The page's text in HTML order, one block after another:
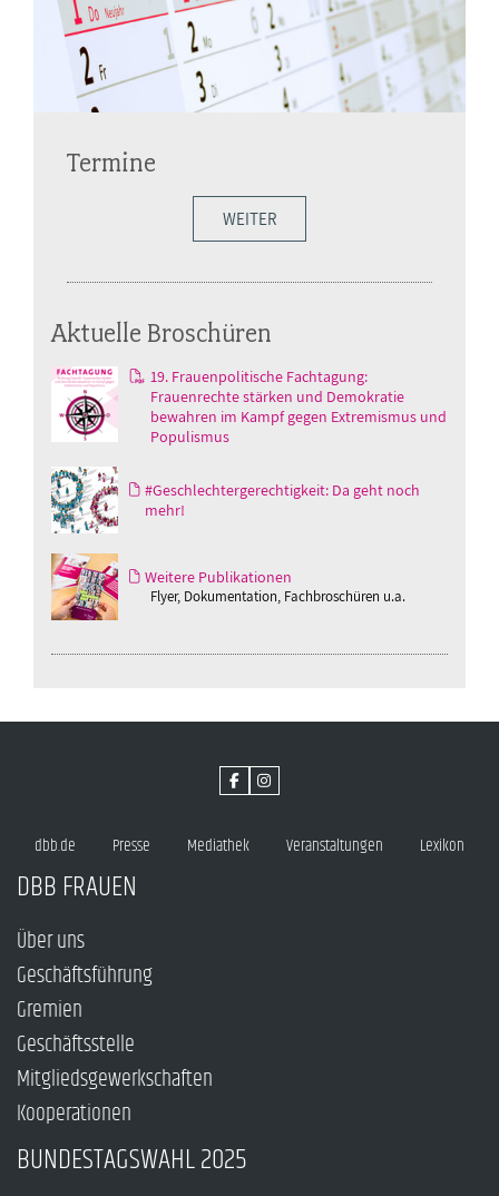
Termine
WEITER
Aktuelle Broschüren
19. Frauenpolitische Fachtagung:
Frauenrechte stärken und Demokratie
bewahren im Kampf gegen Extremismus und
Populismus
#Geschlechtergerechtigkeit: Da geht noch
mehr!
Weitere Publikationen
Flyer, Dokumentation, Fachbroschüren u.a.
dbb.de Presse Mediathek Veranstaltungen Lexikon
DBB FRAUEN
Über uns
Geschäftsführung
Gremien
Geschäftsstelle
Mitgliedsgewerkschaften
Kooperationen
BUNDESTAGSWAHL 2025